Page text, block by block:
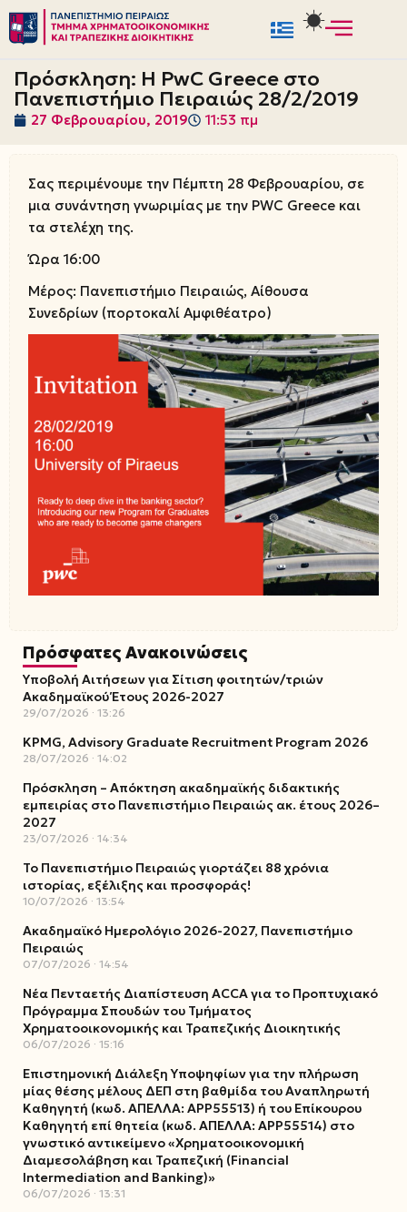
Μεταπηδήστε
στο
περιεχόμενο
Πρόσκληση: Η PwC Greece στο
Πανεπιστήμιο Πειραιώς 28/2/2019
27 Φεβρουαρίου, 2019 11:53 πμ
Σας περιμένουμε την Πέμπτη 28 Φεβρουαρίου, σε
μια συνάντηση γνωριμίας με την PWC Greece και
τα στελέχη της.
Ώρα 16:00
Μέρος: Πανεπιστήμιο Πειραιώς, Αίθουσα
Συνεδρίων (πορτοκαλί Αμφιθέατρο)
Πρόσφατες Ανακοινώσεις
Υποβολή Αιτήσεων για Σίτιση φοιτητών/τριών
Ακαδημαϊκού Έτους 2026-2027
29/07/2026 13:26
KPMG, Advisory Graduate Recruitment Program 2026
28/07/2026 14:02
Πρόσκληση – Απόκτηση ακαδημαϊκής διδακτικής
εμπειρίας στο Πανεπιστήμιο Πειραιώς ακ. έτους 2026–
2027
23/07/2026 14:34
Το Πανεπιστήμιο Πειραιώς γιορτάζει 88 χρόνια
ιστορίας, εξέλιξης και προσφοράς!
10/07/2026 13:54
Ακαδημαϊκό Ημερολόγιο 2026-2027, Πανεπιστήμιο
Πειραιώς
07/07/2026 14:54
Νέα Πενταετής Διαπίστευση ACCA για το Προπτυχιακό
Πρόγραμμα Σπουδών του Τμήματος
Χρηματοοικονομικής και Τραπεζικής Διοικητικής
06/07/2026 15:16
Επιστημονική Διάλεξη Υποψηφίων για την πλήρωση
μίας θέσης μέλους ΔΕΠ στη βαθμίδα του Αναπληρωτή
Καθηγητή (κωδ. ΑΠΕΛΛΑ: ΑΡΡ55513) ή του Επίκουρου
Καθηγητή επί θητεία (κωδ. ΑΠΕΛΛΑ: ΑΡΡ55514) στο
γνωστικό αντικείμενο «Χρηματοοικονομική
Διαμεσολάβηση και Τραπεζική (Financial
Intermediation and Banking)»
06/07/2026 13:31